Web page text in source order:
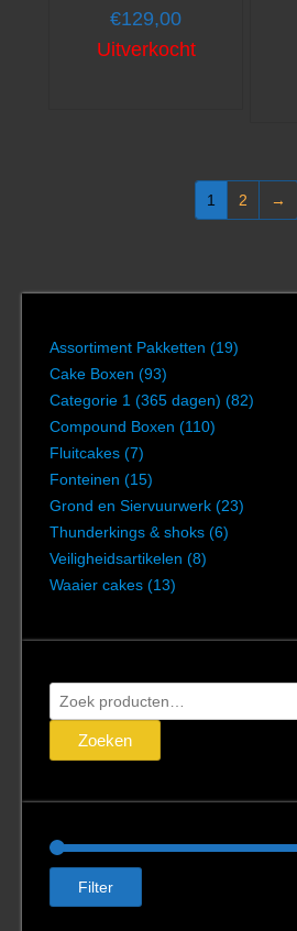
€129,00
Uitverkocht
1 2 →
Assortiment Pakketten (19)
Cake Boxen (93)
Categorie 1 (365 dagen) (82)
Compound Boxen (110)
Fluitcakes (7)
Fonteinen (15)
Grond en Siervuurwerk (23)
Thunderkings & shoks (6)
Veiligheidsartikelen (8)
Waaier cakes (13)
Zoeken
naar:
Zoeken
Filter